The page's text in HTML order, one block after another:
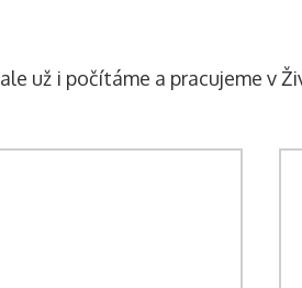
už i počítáme a pracujeme v